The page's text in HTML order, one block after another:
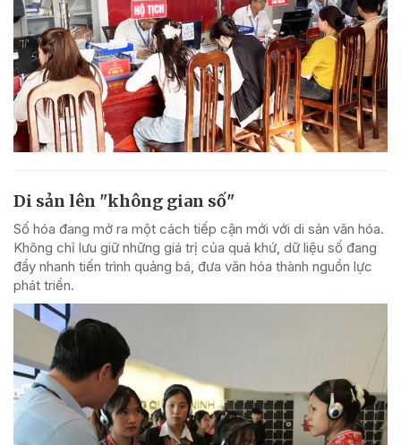
Di sản lên "không gian số"
Số hóa đang mở ra một cách tiếp cận mới với di sản văn hóa.
Không chỉ lưu giữ những giá trị của quá khứ, dữ liệu số đang
đẩy nhanh tiến trình quảng bá, đưa văn hóa thành nguồn lực
phát triển.